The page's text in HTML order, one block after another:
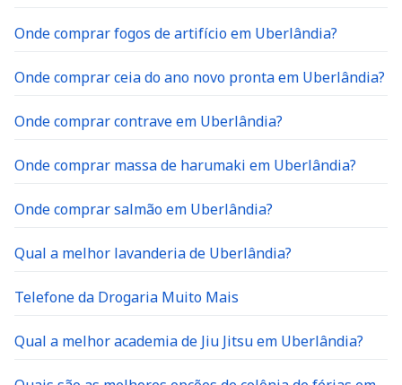
Onde comprar fogos de artifício em Uberlândia?
Onde comprar ceia do ano novo pronta em Uberlândia?
Onde comprar contrave em Uberlândia?
Onde comprar massa de harumaki em Uberlândia?
Onde comprar salmão em Uberlândia?
Qual a melhor lavanderia de Uberlândia?
Telefone da Drogaria Muito Mais
Qual a melhor academia de Jiu Jitsu em Uberlândia?